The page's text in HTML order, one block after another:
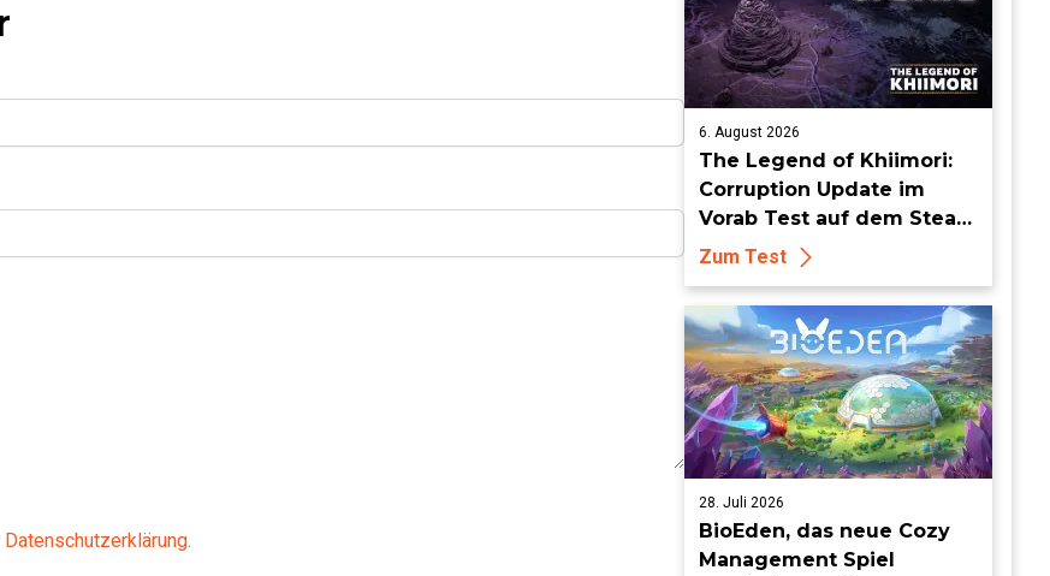
Datenschutzerklärung.
6. August 2026
The Legend of Khiimori:
Corruption Update im
Vorab Test auf dem Steam
Deck - Die Idylle bekommt
dunkle Risse
Zum Test
28. Juli 2026
BioEden, das neue Cozy
Management Spiel